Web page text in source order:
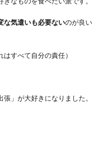
な気遣いも必要ないのが良い
はすべて自分の責任）
」が大好きになりました。